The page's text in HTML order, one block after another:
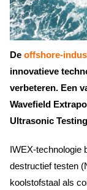
De offshore-
innovatieve
verbeteren. Een
Wavefield
Ultrasonic
IWEX-technologie
destructief testen
koolstofstaal als